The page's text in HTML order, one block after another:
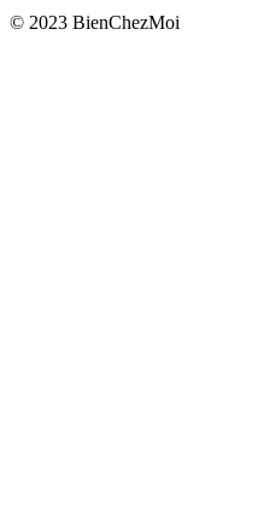
© 2023 BienChezMoi